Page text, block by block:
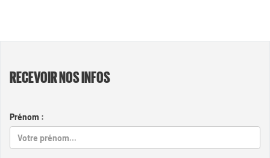
RECEVOIR NOS INFOS
Prénom :